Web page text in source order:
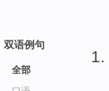
双语例句
全部